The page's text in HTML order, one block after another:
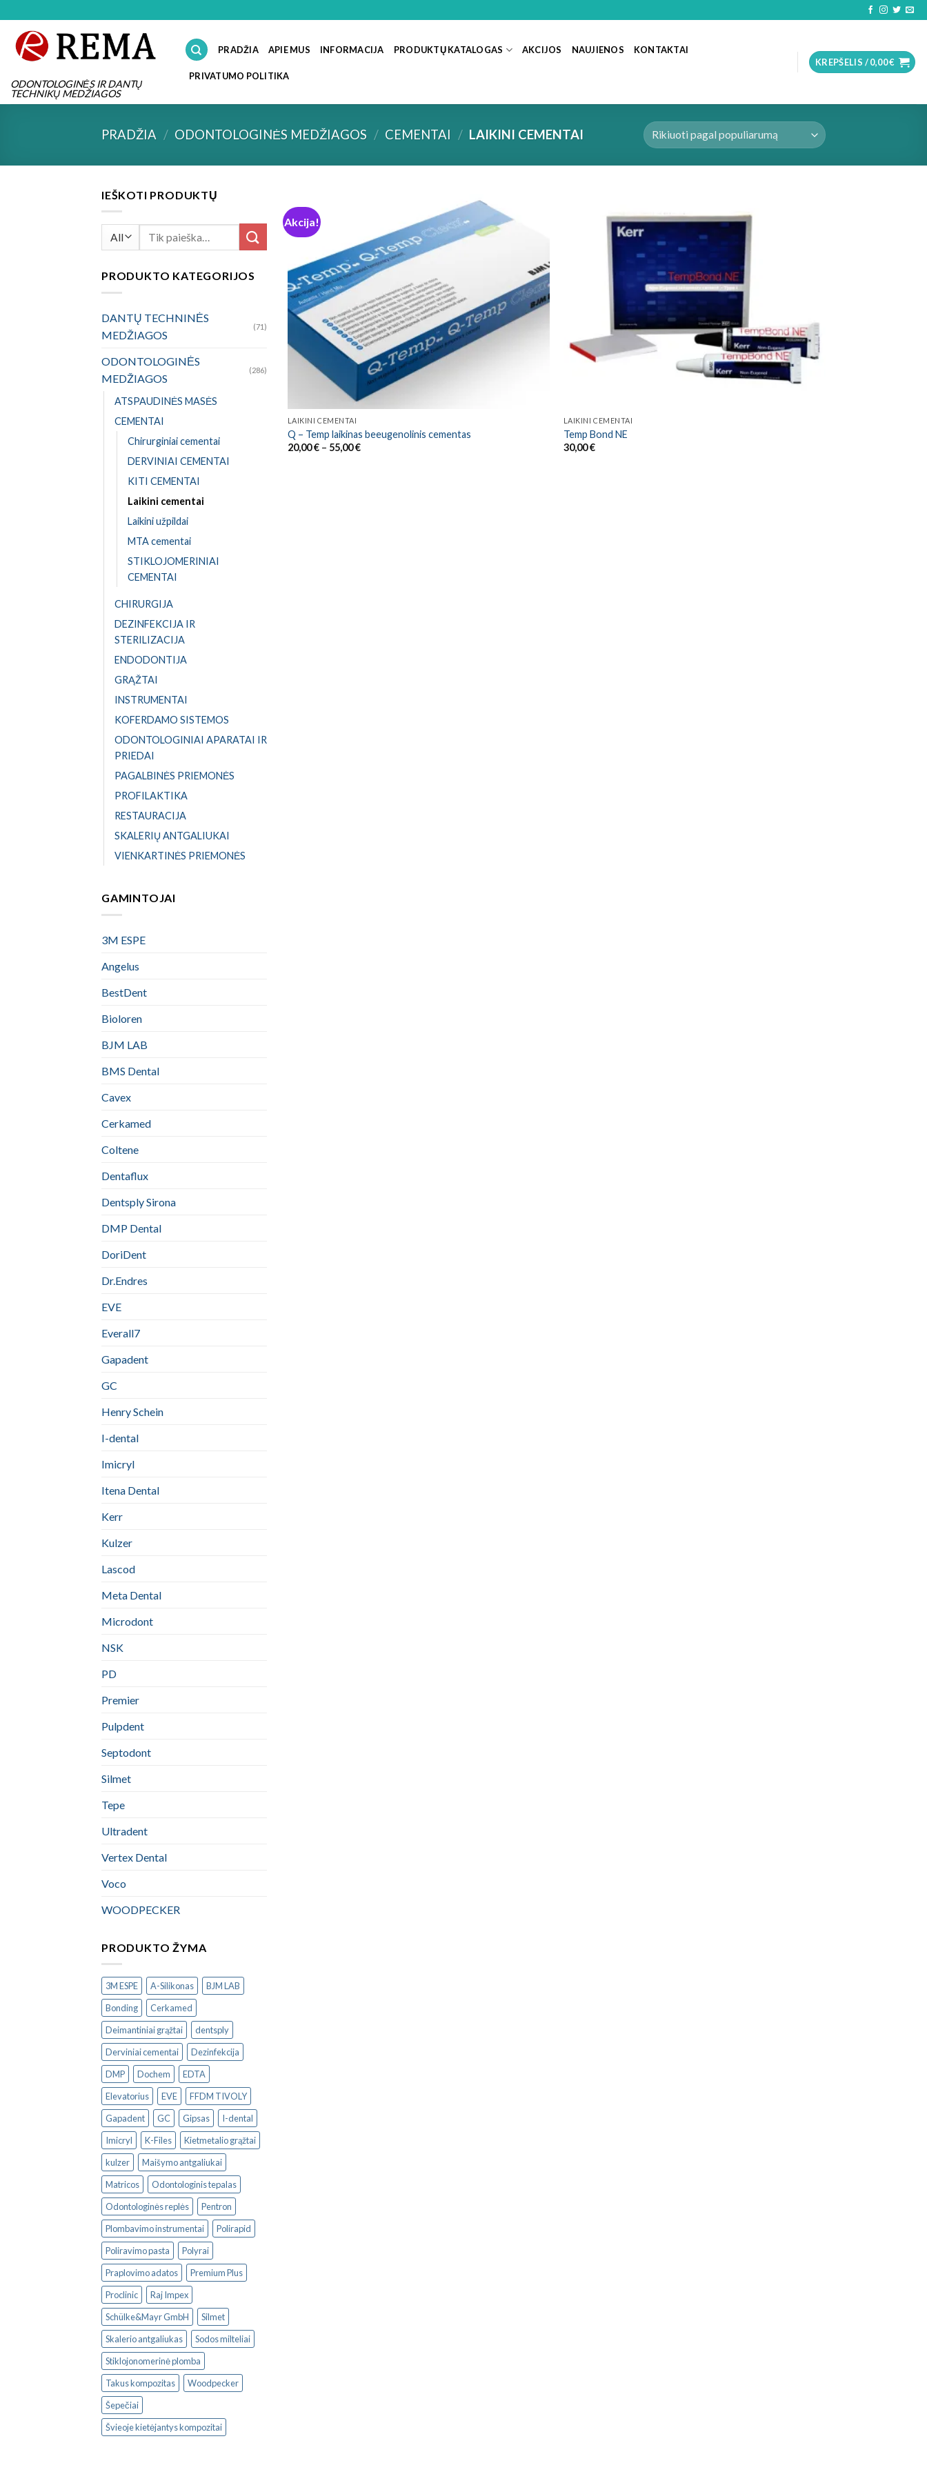
content
ODONTOLOGINĖS IR DANTŲ
TECHNIKŲ MEDŽIAGOS
PRADŽIA APIE MUS INFORMACIJA PRODUKTŲ KATALOGAS AKCIJOS NAUJIENOS KONTAKTAI
PRIVATUMO POLITIKA
KREPŠELIS /0,00€
PRADŽIA / ODONTOLOGINĖS MEDŽIAGOS / CEMENTAI / LAIKINI CEMENTAI
IEŠKOTI PRODUKTŲ
Ieškoti:
PRODUKTO KATEGORIJOS
DANTŲ TECHNINĖS
MEDŽIAGOS
(71)
ODONTOLOGINĖS
MEDŽIAGOS
(286)
ATSPAUDINĖS MASĖS
CEMENTAI
Chirurginiai cementai
DERVINIAI CEMENTAI
KITI CEMENTAI
Laikini cementai
Laikini užpildai
MTA cementai
STIKLOJOMERINIAI
CEMENTAI
CHIRURGIJA
DEZINFEKCIJA IR
STERILIZACIJA
ENDODONTIJA
GRĄŽTAI
INSTRUMENTAI
KOFERDAMO SISTEMOS
ODONTOLOGINIAI APARATAI IR
PRIEDAI
PAGALBINĖS PRIEMONĖS
PROFILAKTIKA
RESTAURACIJA
SKALERIŲ ANTGALIUKAI
VIENKARTINĖS PRIEMONĖS
GAMINTOJAI
3M ESPE
Angelus
BestDent
Bioloren
BJM LAB
BMS Dental
Cavex
Cerkamed
Coltene
Dentaflux
Dentsply Sirona
DMP Dental
DoriDent
Dr.Endres
EVE
Everall7
Gapadent
GC
Henry Schein
I-dental
Imicryl
Itena Dental
Kerr
Kulzer
Lascod
Meta Dental
Microdont
NSK
PD
Premier
Pulpdent
Septodont
Silmet
Tepe
Ultradent
Vertex Dental
Voco
WOODPECKER
PRODUKTO ŽYMA
3M ESPE A-Silikonas
BJM LAB
Bonding
Cerkamed
Deimantiniai grąžtai
dentsply
Derviniai cementai
Dezinfekcija
DMP
Dochem
EDTA
Elevatorius
EVE
FFDM TIVOLY
Gapadent
GC Gipsas
I-dental
Imicryl
K-Files
Kietmetalio grąžtai
kulzer
Maišymo antgaliukai
Matricos
Odontologinis tepalas
Odontologinės replės
Pentron
Plombavimo instrumentai
Polirapid
Poliravimo pasta
Polyrai
Praplovimo adatos
Premium Plus
Proclinic
Raj Impex
Schülke&Mayr GmbH
Silmet
Skalerio antgaliukas
Sodos milteliai
Stiklojonomerinė plomba
Takus kompozitas
Woodpecker
Šepečiai
Švieoje kietėjantys kompozitai
Akcija!
LAIKINI CEMENTAI
Q – Temp laikinas beeugenolinis cementas
20,00€ – 55,00€Price
LAIKINI CEMENTAI
Temp Bond NE
30,00€